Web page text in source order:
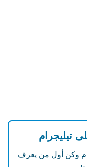
تيليجرام
وكن أول من يعرف